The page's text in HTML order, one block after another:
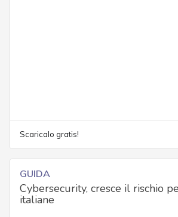
Scaricalo gratis!
GUIDA
Cybersecurity, cresce il rischio
italiane